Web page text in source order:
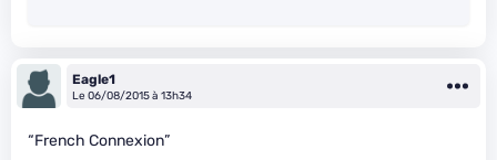
Eagle1
Le 06/08/2015 à 13h34
“French Connexion”